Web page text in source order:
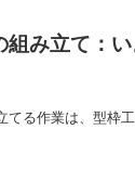
組み立て：
てる作業は、型枠